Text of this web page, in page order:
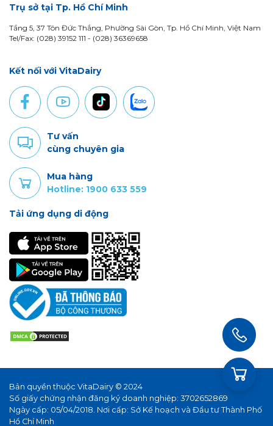
Trụ sở tại Tp. Hồ Chí Minh
Tầng 5, 37 Tôn Đức Thắng, Phường Sài Gòn, Tp. Hồ Chí Minh, Việt Nam
Tel/Fax: (028) 39152 111 - (028) 36369658
Kết nối với VitaDairy
Tư vấn
cùng chuyên gia
Mua hàng
Hotline: 1900 633 559
Tải ứng dụng di động
Bản quyền thuộc VitaDairy © 2024
Số giấy chứng nhận đăng ký doanh nghiệp: 3702652869
Ngày cấp: 05/04/2018. Nơi cấp: Sở Kế hoạch và Đầu tư Thành Phố
Hồ Chí Minh